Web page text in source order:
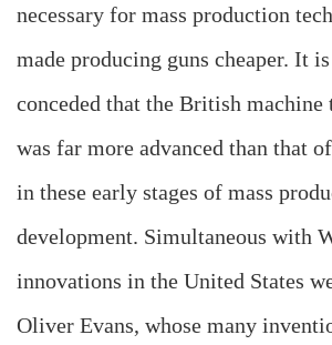
necessary for mass production
made producing guns cheaper. It
conceded that the British
was far more advanced than that
in these early stages of mass
development. Simultaneous with
innovations in the United States
Oliver Evans, whose many